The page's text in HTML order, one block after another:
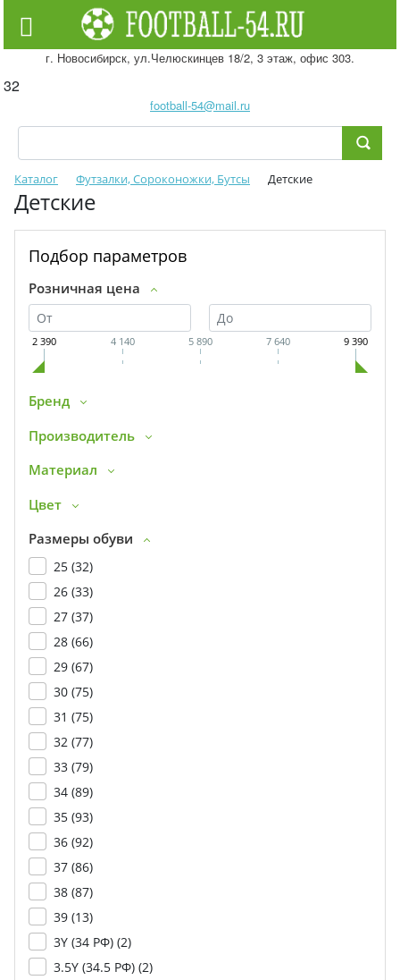
г. Новосибирск, ул.Челюскинцев 18/2, 3 этаж, офис 303.
32
football-54@mail.ru
Каталог Футзалки, Сороконожки, Бутсы Детские
Детские
Подбор параметров
Розничная цена
2 390 4 140 5 890 7 640 9 390
Бренд
Производитель
Материал
Цвет
Размеры обуви
25 (32)
26 (33)
27 (37)
28 (66)
29 (67)
30 (75)
31 (75)
32 (77)
33 (79)
34 (89)
35 (93)
36 (92)
37 (86)
38 (87)
39 (13)
3Y (34 РФ) (2)
3.5Y (34.5 РФ) (2)